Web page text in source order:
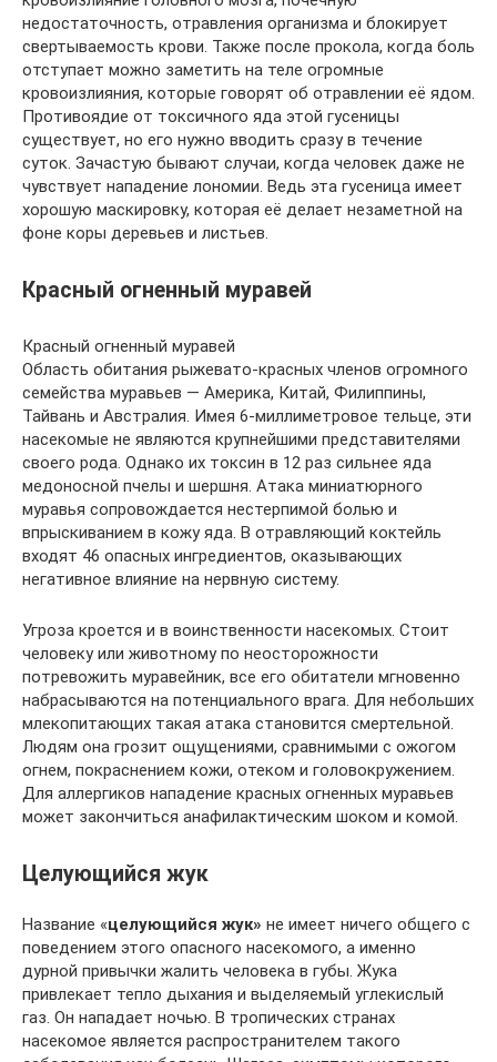
недостаточность, отравления организма и блокирует
свертываемость крови. Также после прокола, когда боль
отступает можно заметить на теле огромные
кровоизлияния, которые говорят об отравлении её ядом.
Противоядие от токсичного яда этой гусеницы
существует, но его нужно вводить сразу в течение
суток. Зачастую бывают случаи, когда человек даже не
чувствует нападение лономии. Ведь эта гусеница имеет
хорошую маскировку, которая её делает незаметной на
фоне коры деревьев и листьев.
Красный огненный муравей
Красный огненный муравей
Область обитания рыжевато-красных членов огромного
семейства муравьев — Америка, Китай, Филиппины,
Тайвань и Австралия. Имея 6-миллиметровое тельце, эти
насекомые не являются крупнейшими представителями
своего рода. Однако их токсин в 12 раз сильнее яда
медоносной пчелы и шершня. Атака миниатюрного
муравья сопровождается нестерпимой болью и
впрыскиванием в кожу яда. В отравляющий коктейль
входят 46 опасных ингредиентов, оказывающих
негативное влияние на нервную систему.
Угроза кроется и в воинственности насекомых. Стоит
человеку или животному по неосторожности
потревожить муравейник, все его обитатели мгновенно
набрасываются на потенциального врага. Для небольших
млекопитающих такая атака становится смертельной.
Людям она грозит ощущениями, сравнимыми с ожогом
огнем, покраснением кожи, отеком и головокружением.
Для аллергиков нападение красных огненных муравьев
может закончиться анафилактическим шоком и комой.
Целующийся жук
Название «целующийся жук» не имеет ничего общего с
поведением этого опасного насекомого, а именно
дурной привычки жалить человека в губы. Жука
привлекает тепло дыхания и выделяемый углекислый
газ. Он нападает ночью. В тропических странах
насекомое является распространителем такого